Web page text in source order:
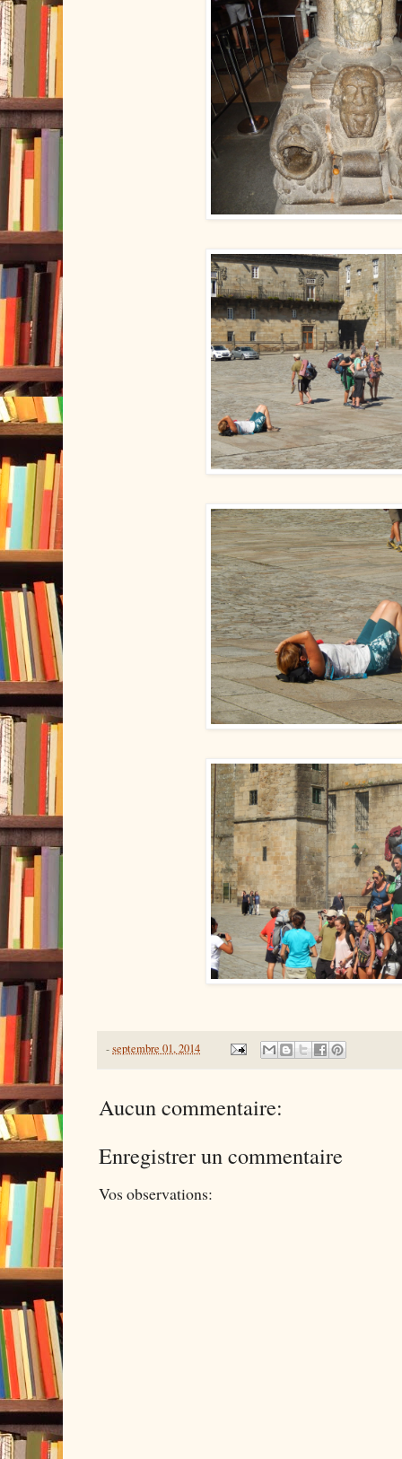
-septembre 01, 2014
Aucun commentaire:
Enregistrer un commentaire
Vos observations: